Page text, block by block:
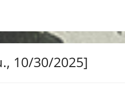
10/30/2025]